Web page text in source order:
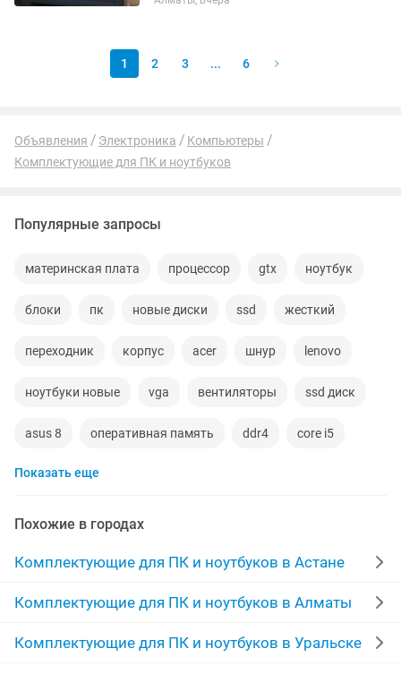
«для себя». Характеристики:
1 2 3 ... 6
Объявления Электроника
Компьютеры
Комплектующие для ПК и ноутбуков
Популярные запросы
материнская плата процессор gtx ноутбук
блоки пк новые диски ssd жесткий
переходник корпус acer шнур lenovo
ноутбуки новые vga вентиляторы ssd диск
asus 8 оперативная память ddr4 core i5
ddr5 видеокарта nvidia
переходники адаптер процесор kingston
windows 10 samsung ssd оперативная 1tb
экран ноутбук ноутбуки acer gtx 1650
Показать еще
Похожие в городах
Комплектующие для ПК и ноутбуков в Астане
Комплектующие для ПК и ноутбуков в Алматы
Комплектующие для ПК и ноутбуков в Уральске